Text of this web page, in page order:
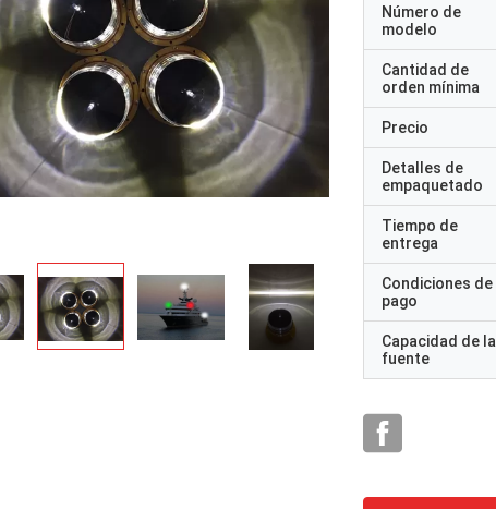
Número de
modelo
Cantidad de
orden mínima
Precio
Detalles de
empaquetado
Tiempo de
entrega
Condiciones de
pago
Capacidad de la
fuente